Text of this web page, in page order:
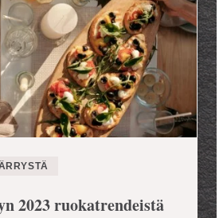
2023 ruokatrendeistä